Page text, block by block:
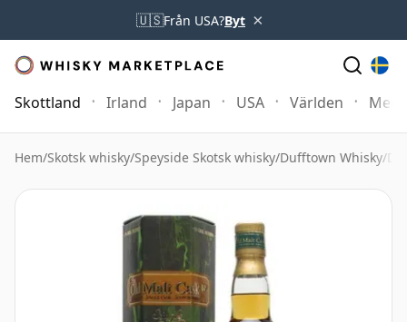
🇺🇸Från USA?Byt ×
Skottland Irland Japan USA Världen Mer
Hem/Skotsk whisky/Speyside Skotsk whisky/Dufftown Whisky/